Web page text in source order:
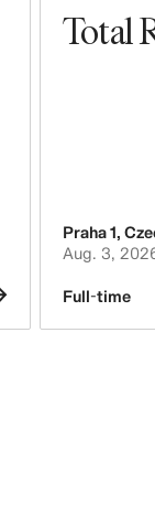
Total
Praha 1,
Aug. 3,
Full-time